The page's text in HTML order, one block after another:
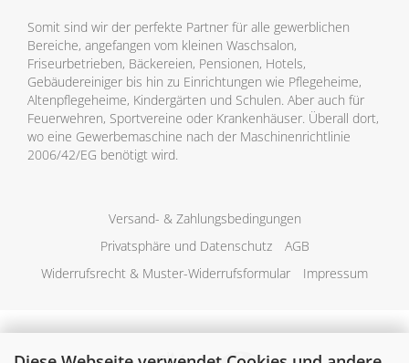
Somit sind wir der perfekte Partner für alle gewerblichen
Bereiche, angefangen vom kleinen Waschsalon,
Friseurbetrieben, Bäckereien, Pensionen, Hotels,
Gebäudereiniger bis hin zu Einrichtungen wie Pflegeheime,
Altenpflegeheime, Kindergärten und Schulen. Aber auch für
Feuerwehren, Sportvereine oder Krankenhäuser. Überall dort,
wo eine Gewerbemaschine nach der Maschinenrichtlinie
2006/42/EG benötigt wird.
Versand- & Zahlungsbedingungen
Privatsphäre und Datenschutz
AGB
Widerrufsrecht & Muster-Widerrufsformular
Impressum